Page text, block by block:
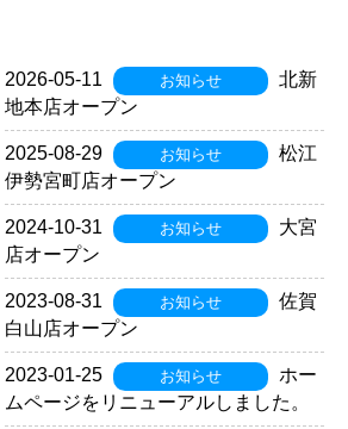
2026-05-11 お知らせ
北新
地本店オープン
2025-08-29 お知らせ
松江
伊勢宮町店オープン
2024-10-31 お知らせ
大宮
店オープン
2023-08-31 お知らせ
佐賀
白山店オープン
2023-01-25 お知らせ
ホー
ムページをリニューアルしました。